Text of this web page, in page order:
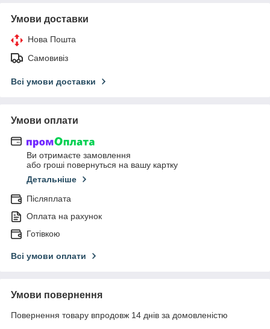
Умови доставки
Нова Пошта
Самовивіз
Всі умови доставки
Умови оплати
Ви отримаєте замовлення
або гроші повернуться на вашу картку
Детальніше
Післяплата
Оплата на рахунок
Готівкою
Всі умови оплати
Умови повернення
Повернення товару впродовж 14 днів за домовленістю